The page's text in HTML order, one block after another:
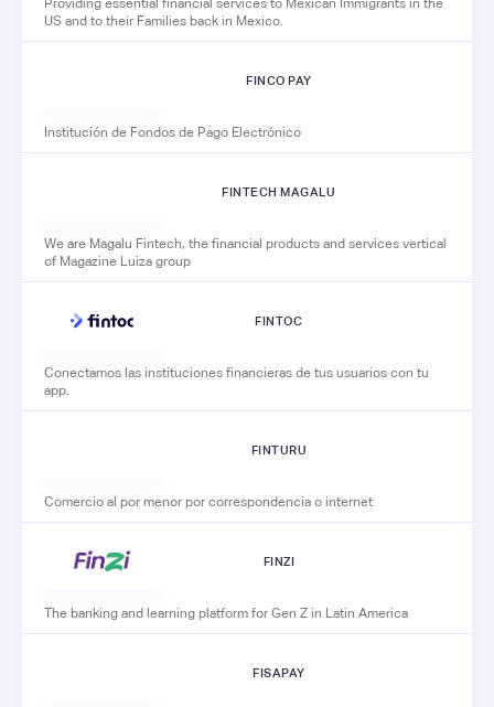
Providing essential financial services to Mexican Immigrants in the
US and to their Families back in Mexico.
FINCO PAY
Institución de Fondos de Pago Electrónico
FINTECH MAGALU
We are Magalu Fintech, the financial products and services vertical
of Magazine Luiza group
FINTOC
Conectamos las instituciones financieras de tus usuarios con tu
app.
FINTURU
Comercio al por menor por correspondencia o internet
FINZI
The banking and learning platform for Gen Z in Latin America
FISAPAY